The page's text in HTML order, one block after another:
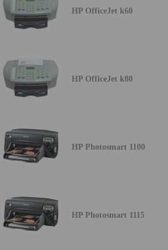
HP OfficeJet k60
HP OfficeJet k80
HP Photosmart 1100
HP Photosmart 1115